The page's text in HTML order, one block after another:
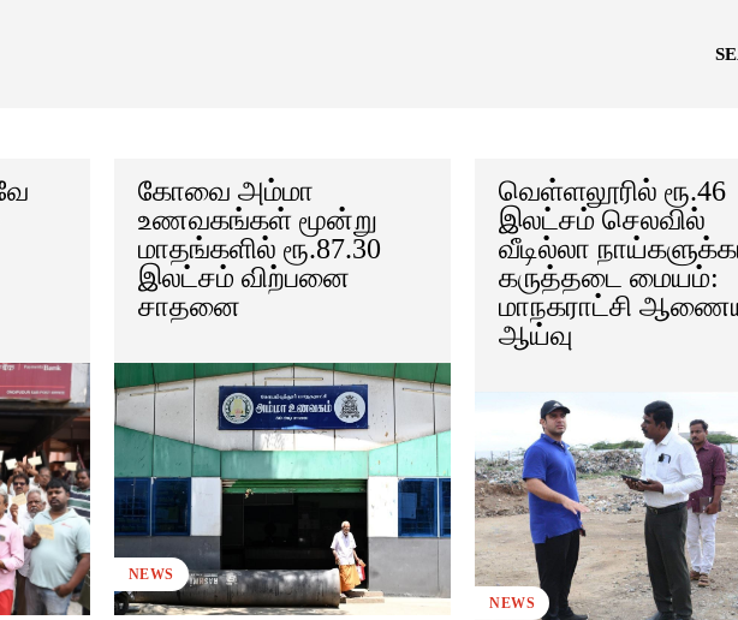
கோவை அம்மா
உணவகங்கள் மூன்று
மாதங்களில் ரூ.87.30
இலட்சம் விற்பனை
சாதனை
NEWS
வெள்ளலூரில் ரூ.46
இலட்சம் செலவில்
வீடில்லா
கருத்தடை மையம்:
மாநகராட்சி
ஆய்வு
NEWS